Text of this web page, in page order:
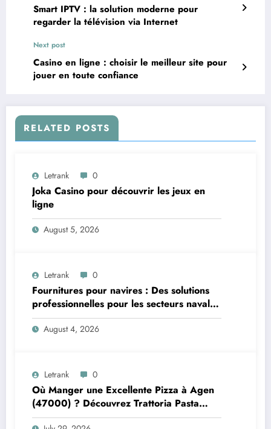
Smart IPTV : la solution moderne pour
regarder la télévision via Internet
Next post
Casino en ligne : choisir le meilleur site pour
jouer en toute confiance
RELATED POSTS
Letrank 0
Joka Casino pour découvrir les jeux en
ligne
August 5, 2026
Letrank 0
Fournitures pour navires : Des solutions
professionnelles pour les secteurs naval et
offshore
August 4, 2026
Letrank 0
Où Manger une Excellente Pizza à Agen
(47000) ? Découvrez Trattoria Pasta
Pizza Brax